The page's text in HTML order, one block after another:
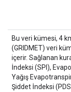
Bu veri kümesi, 4
(GRIDMET) veri
içerir. Sağlanan
İndeksi (SPI),
Yağış
Şiddet İndeksi